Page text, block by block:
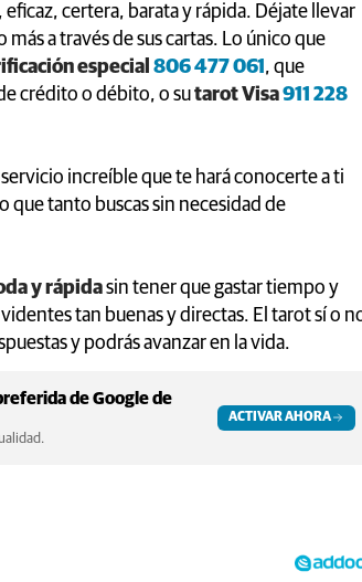
certera, barata y rápida. Déjate llevar
a través de sus cartas. Lo único que
especial 806 477 061 , que
crédito o débito, o sutarot Visa911 228
increíble que te hará conocerte a ti
tanto buscas sin necesidad de
y rápidasin tener que gastar tiempo y
tan buenas y directas. El tarot sí o
y podrás avanzar en la vida.
de Google de
ACTIVAR AHORA